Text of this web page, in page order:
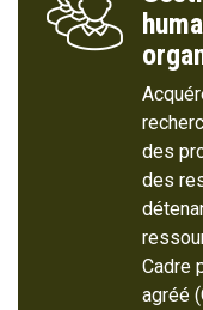
des
des
Cadre
agréé